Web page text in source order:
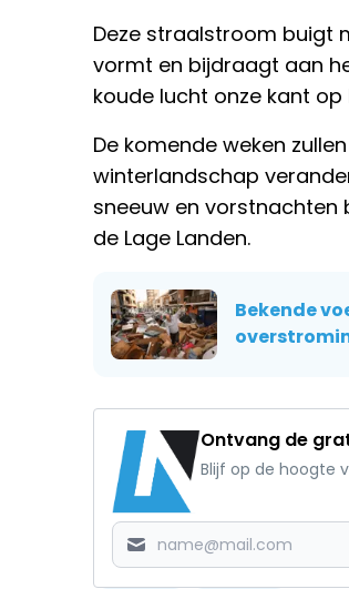
Deze straalstroom buigt
vormt en bijdraagt aan
koude lucht onze kant op
De komende weken
winterlandschap
sneeuw en vorstnachten
de Lage Landen.
Bekende
Ontvang de
Blijf op de hoogte